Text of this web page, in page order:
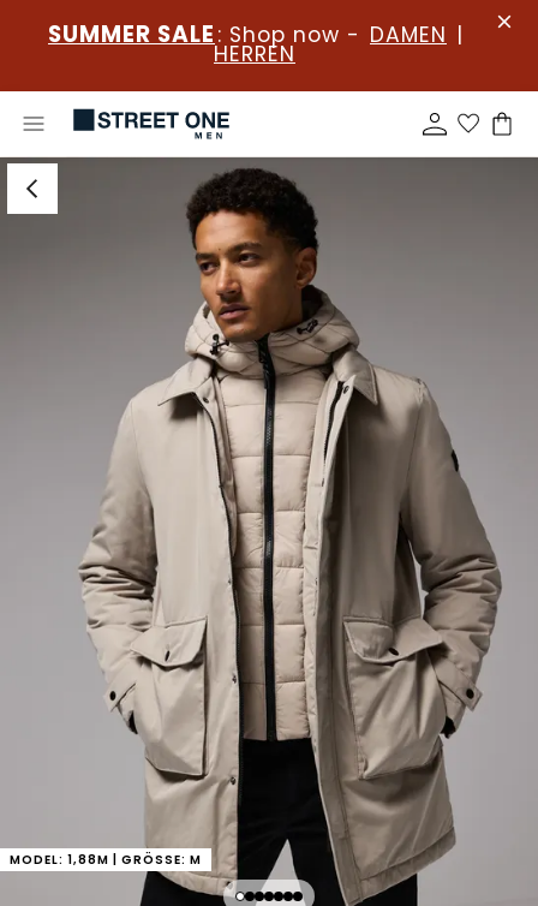
SUMMER SALE : Shop now - DAMEN |
HERREN
MODEL: 1,88M | GRÖSSE: M